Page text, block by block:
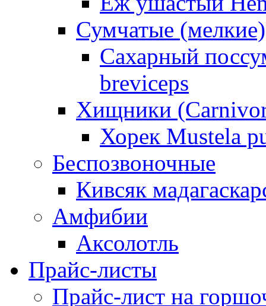
Сумчатые (мелкие)
Сахарный
breviceps
Хищники
Хорек Mustela
Беспозвоночные
Кивсяк
Амфибии
Аксолотль
Прайс-листы
Прайс-лист на